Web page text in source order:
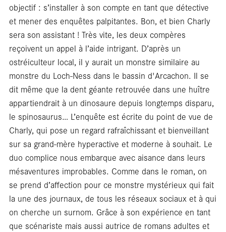
objectif : s’installer à son compte en tant que détective
et mener des enquêtes palpitantes. Bon, et bien Charly
sera son assistant ! Très vite, les deux compères
reçoivent un appel à l’aide intrigant. D’après un
ostréiculteur local, il y aurait un monstre similaire au
monstre du Loch-Ness dans le bassin d'Arcachon. Il se
dit même que la dent géante retrouvée dans une huître
appartiendrait à un dinosaure depuis longtemps disparu,
le spinosaurus… L’enquête est écrite du point de vue de
Charly, qui pose un regard rafraîchissant et bienveillant
sur sa grand-mère hyperactive et moderne à souhait. Le
duo complice nous embarque avec aisance dans leurs
mésaventures improbables. Comme dans le roman, on
se prend d’affection pour ce monstre mystérieux qui fait
la une des journaux, de tous les réseaux sociaux et à qui
on cherche un surnom. Grâce à son expérience en tant
que scénariste mais aussi autrice de romans adultes et
Focus